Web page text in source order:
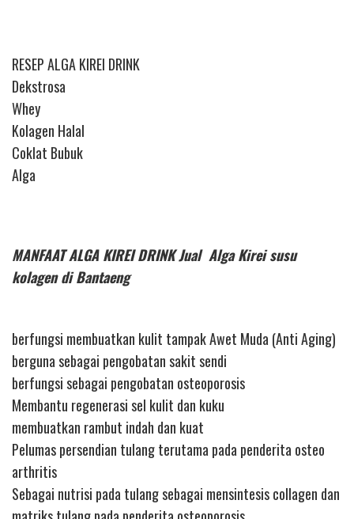
RESEP ALGA KIREI DRINK
Dekstrosa
Whey
Kolagen Halal
Coklat Bubuk
Alga
MANFAAT ALGA KIREI DRINK Jual Alga Kirei susu
kolagen di Bantaeng
berfungsi membuatkan kulit tampak Awet Muda (Anti Aging)
berguna sebagai pengobatan sakit sendi
berfungsi sebagai pengobatan osteoporosis
Membantu regenerasi sel kulit dan kuku
membuatkan rambut indah dan kuat
Pelumas persendian tulang terutama pada penderita osteo
arthritis
Sebagai nutrisi pada tulang sebagai mensintesis collagen dan